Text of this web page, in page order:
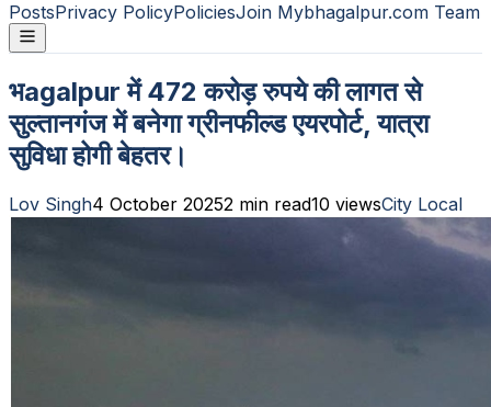
PostsPrivacy PolicyPoliciesJoin Mybhagalpur.com Team
भagalpur में 472 करोड़ रुपये की लागत से
सुल्तानगंज में बनेगा ग्रीनफील्ड एयरपोर्ट, यात्रा
सुविधा होगी बेहतर।
Lov Singh4 October 20252 min read10 viewsCity Local